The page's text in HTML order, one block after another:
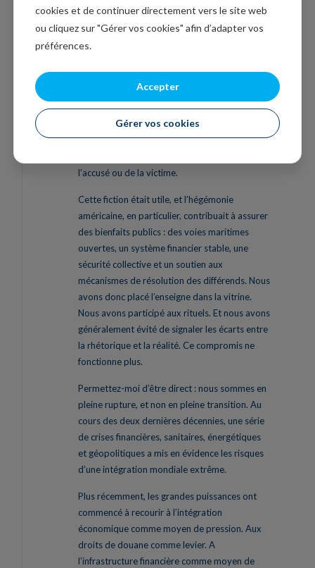
valeurs.
Nous savions que l’histoire de l’ordre
partie fausse. Que les plus puissants y
dérogeraient lorsque cela leur convenait. Que
les règles entourant les échanges commerciaux
étaient appliquées de manière asymétrique. Et
que le droit international était appliqué avec
l’accusé ou de la victime.
Cette fiction était utile, et l’hégémonie
américaine, en particulier, contribuait à assurer
des bienfaits publics : des voies maritimes
ouvertes, un système financier stable, une
sécurité collective et un soutien aux
mécanismes de résolution des différends. Nous
avons donc placé l’enseigne dans la vitrine.
Nous avons participé aux rituels. Et nous avons
généralement évité de signaler les écarts entre
la rhétorique et la réalité. Ce compromis ne
fonctionne plus.
Permettez-moi d’être direct : nous sommes en
pleine rupture, et non en pleine transition. Au
cours des deux dernières décennies, une série
de crises financières, sanitaires, énergétiques
et géopolitiques a mis en évidence les risques
d’une intégration mondiale extrême.
Plus récemment, les grandes puissances ont
commencé à recourir à l’intégration
économique comme moyen de pression. Aux
droits de douane comme levier. A
l’infrastructure financière comme moyen de
cookies et de continuer directement vers le site web
ou cliquez sur "Gérer vos cookies" afin d’adapter vos
préférences.
Accepter
Gérer vos cookies